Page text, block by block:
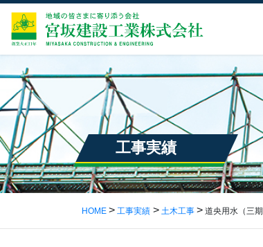
工事実績
HOME 工事実績 土木工事 道央用水（三